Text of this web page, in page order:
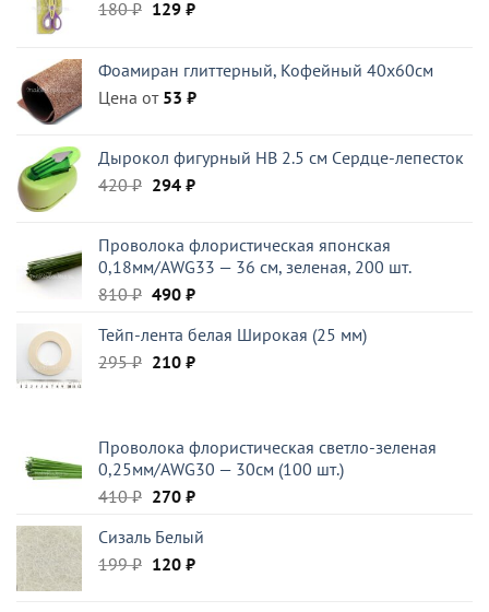
180₽ Первоначальная
180 ₽.
129 ₽Текущая
Фоамиран глиттерный, Кофейный 40x60см
Цена от 53 ₽
Дырокол фигурный HB 2.5 см Cердце-лепесток
420₽ Первоначальная
420 ₽.
294 ₽Текущая
Проволока флористическая японская
0,18мм/AWG33 — 36 см, зеленая, 200 шт.
810₽ Первоначальная
составляла
810 ₽.
490 ₽Текущая
490 ₽.
Тейп-лента белая Широкая (25 мм)
295₽ Первоначальная
210 ₽Текущая
Проволока флористическая светло-зеленая
0,25мм/AWG30 — 30см (100 шт.)
410₽ Первоначальная
составляла
410 ₽.
270 ₽Текущая
270 ₽.
Сизаль Белый
199₽ Первоначальная
120 ₽Текущая